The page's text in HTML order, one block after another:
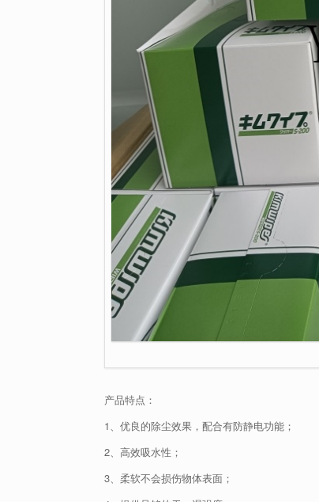
产品特点：
1、优良的除尘效果，配合有防静电功能；
2、高效吸水性；
3、柔软不会损伤物体表面；